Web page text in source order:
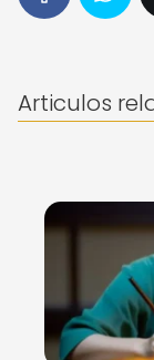
Articulos